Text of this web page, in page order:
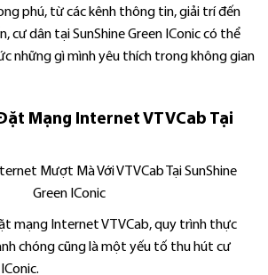
phú, từ các kênh thông tin, giải trí đến
cư dân tại SunShine Green IConic có thể
những gì mình yêu thích trong không gian
Mạng Internet VTVCab Tại
mạng Internet VTVCab, quy trình thực
chóng cũng là một yếu tố thu hút cư